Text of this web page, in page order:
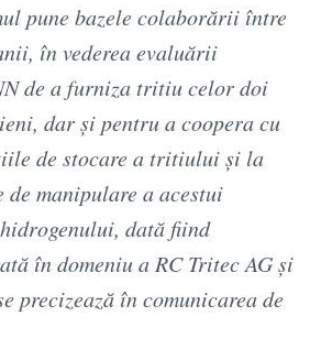
pune bazele colaborării între
în vederea evaluării
de a furniza tritiu celor doi
dar şi pentru a coopera cu
de stocare a tritiului şi la
de manipulare a acestui
dată fiind
în domeniu a RC Tritec AG şi
precizează în comunicarea de